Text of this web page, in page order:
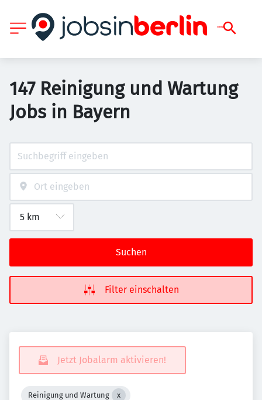
147 Reinigung und Wartung
Jobs in Bayern
Suchen
Filter einschalten
Jetzt Jobalarm aktivieren!
Reinigung und Wartung